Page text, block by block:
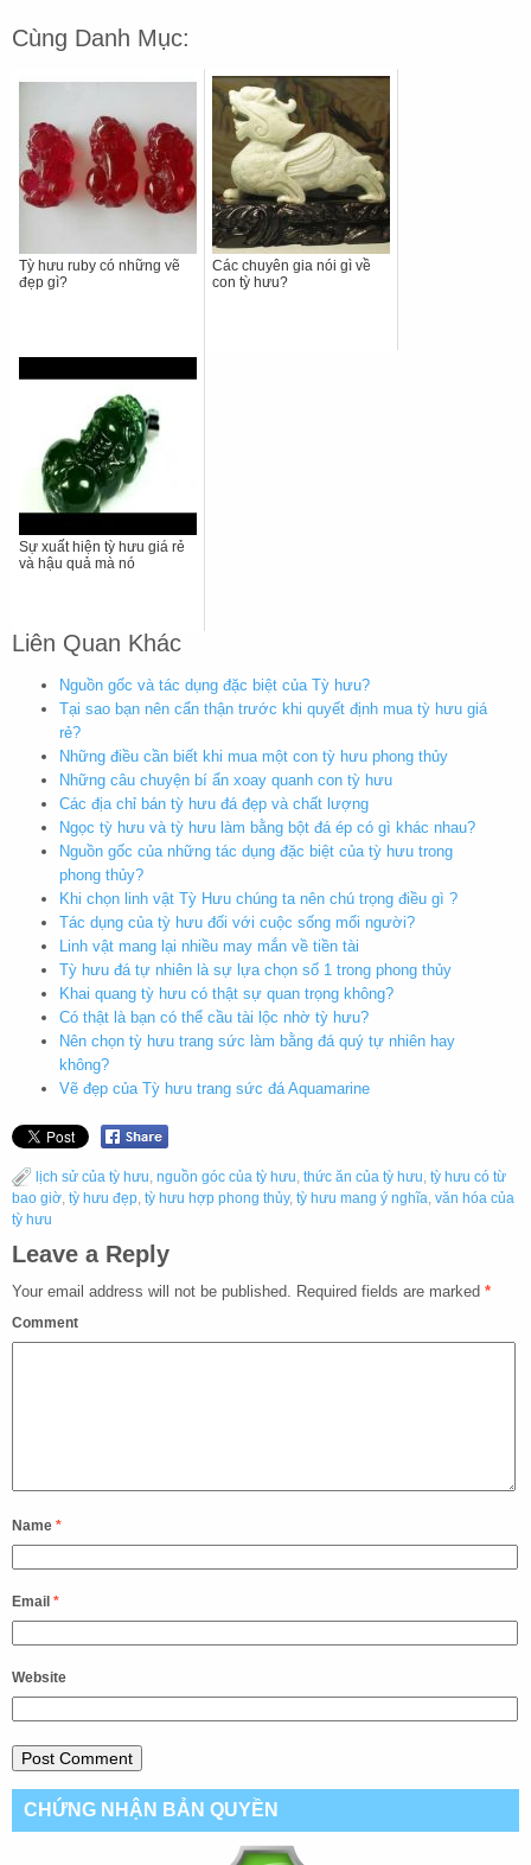
Cùng Danh Mục:
Tỳ hưu ruby có những vẽ
đẹp gì?
Các chuyên gia nói gì về
con tỳ hưu?
Sự xuất hiện tỳ hưu giá rẻ
và hậu quả mà nó
Liên Quan Khác
Nguồn gốc và tác dụng đặc biệt của Tỳ hưu?
Tại sao bạn nên cẩn thận trước khi quyết định mua tỳ hưu giá
rẻ?
Những điều cần biết khi mua một con tỳ hưu phong thủy
Những câu chuyện bí ẩn xoay quanh con tỳ hưu
Các địa chỉ bán tỳ hưu đá đẹp và chất lượng
Ngọc tỳ hưu và tỳ hưu làm bằng bột đá ép có gì khác nhau?
Nguồn gốc của những tác dụng đặc biệt của tỳ hưu trong
phong thủy?
Khi chọn linh vật Tỳ Hưu chúng ta nên chú trọng điều gì ?
Tác dụng của tỳ hưu đối với cuộc sống mổi người?
Linh vật mang lại nhiều may mắn về tiền tài
Tỳ hưu đá tự nhiên là sự lựa chọn số 1 trong phong thủy
Khai quang tỳ hưu có thật sự quan trọng không?
Có thật là bạn có thể cầu tài lộc nhờ tỳ hưu?
Nên chọn tỳ hưu trang sức làm bằng đá quý tự nhiên hay
không?
Vẽ đẹp của Tỳ hưu trang sức đá Aquamarine
lịch sử của tỳ hưu, nguồn góc của tỳ hưu, thức ăn của tỳ hưu, tỳ hưu có từ
bao giờ, tỳ hưu đẹp, tỳ hưu hợp phong thủy, tỳ hưu mang ý nghĩa, văn hóa của
tỳ hưu
Leave a Reply
Your email address will not be published. Required fields are marked *
Comment
Name *
Email *
Website
CHỨNG NHẬN BẢN QUYỀN